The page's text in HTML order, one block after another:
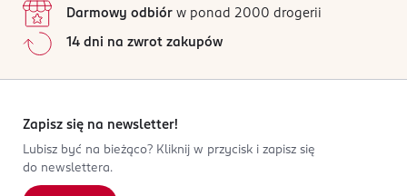
Darmowy odbiór w ponad 2000 drogerii
14 dni na zwrot zakupów
Zapisz się na newsletter!
Lubisz być na bieżąco? Kliknij w przycisk i zapisz się
do newslettera.